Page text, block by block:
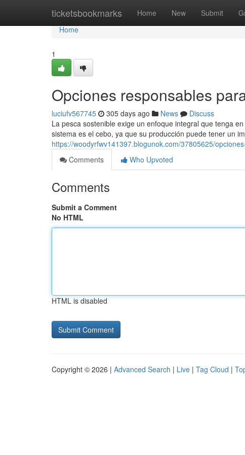
ticketsbookmarks Home New Submit
Home
Home
1
Opciones responsables
luciufv567745 305 days ago News
Discuss
La pesca sostenible exige un enfoque integral que tenga
sistema es el cebo, ya que su producción puede tener un
https://woodyrfwv141397.blogunok.com/37805625/
Comments
Who Upvoted
Comments
Submit a Comment
No HTML
HTML is disabled
Copyright © 2026 | Advanced Search | Live | Tag Cloud |